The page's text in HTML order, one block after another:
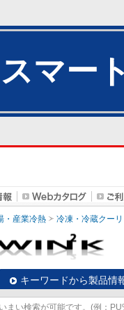
スマー
・産業冷熱 冷凍・冷蔵クー
キーワードから製品情